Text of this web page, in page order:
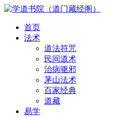
首页
法术
道法符咒
民间道术
治病驱邪
茅山法术
百家经典
道藏
易学